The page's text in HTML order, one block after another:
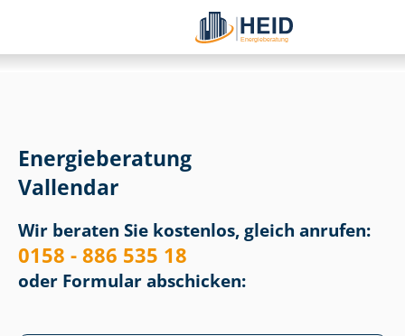
Energieberatung
Vallendar
Wir beraten Sie kostenlos, gleich anrufen:
0158 - 886 535 18
oder Formular abschicken: